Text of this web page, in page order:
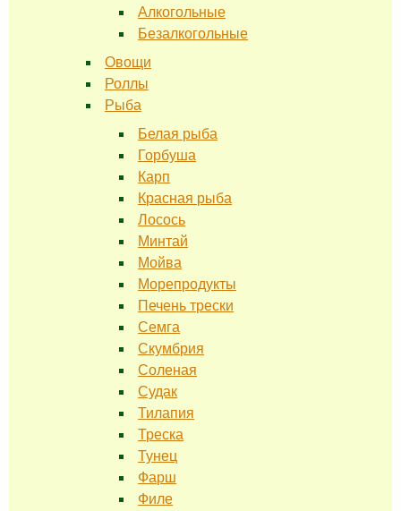
Алкогольные
Безалкогольные
Овощи
Роллы
Рыба
Белая рыба
Горбуша
Карп
Красная рыба
Лосось
Минтай
Мойва
Морепродукты
Печень трески
Семга
Скумбрия
Соленая
Судак
Тилапия
Треска
Тунец
Фарш
Филе